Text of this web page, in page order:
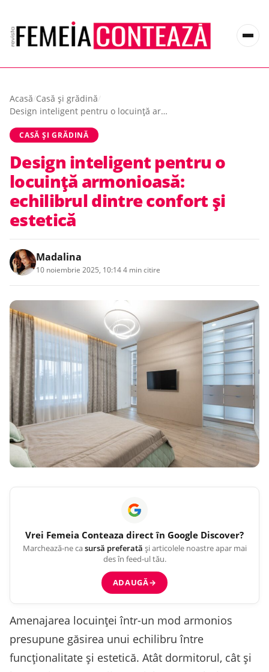
Acasă/Casă și grădină/
Design inteligent pentru o locuință armonioasă: echilibrul dintre confort și estetică
CASĂ ȘI GRĂDINĂ
Design inteligent pentru o
locuință armonioasă:
echilibrul dintre confort și
estetică
Madalina
10 noiembrie 2025, 10:144 min citire
Vrei Femeia Conteaza direct în Google Discover?
Marchează-ne casursă preferată și articolele noastre apar mai
des în feed-ul tău.
ADAUGĂ→
Amenajarea locuinței într-un mod armonios
presupune găsirea unui echilibru între
funcționalitate și estetică. Atât dormitorul, cât și